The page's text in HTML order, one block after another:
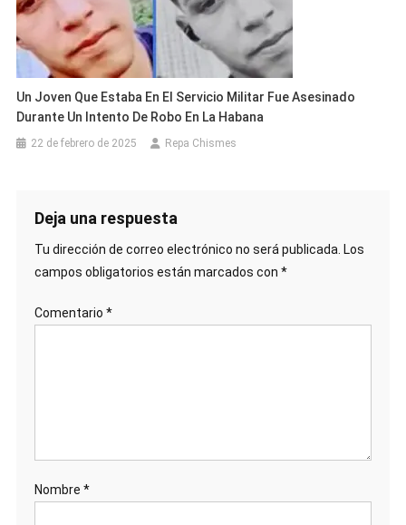
Un Joven Que Estaba En El Servicio Militar Fue Asesinado
Durante Un Intento De Robo En La Habana
22 de febrero de 2025 Repa Chismes
Deja una respuesta
Tu dirección de correo electrónico no será publicada. Los
campos obligatorios están marcados con *
Comentario *
Nombre *